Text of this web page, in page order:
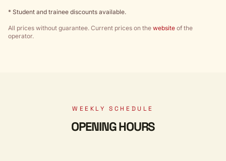
* Student and trainee discounts available.
All prices without guarantee. Current prices on the website of the
operator.
WEEKLY SCHEDULE
OPENING HOURS